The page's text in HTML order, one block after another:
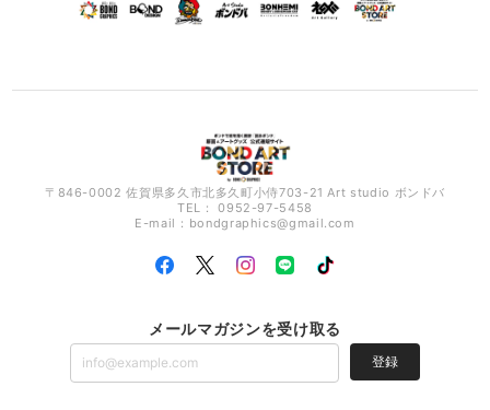
〒846-0002 佐賀県多久市北多久町小侍703-21 Art studio ボンドバ
TEL： 0952-97-5458
E-mail： bondgraphics@gmail.com
メールマガジンを受け取る
登録